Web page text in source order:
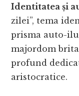
Identitatea și
zilei”, tema
prisma auto-
majordom
profund
aristocratice.